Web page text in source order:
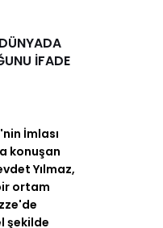
İFADE
İmlası
konuşan
Yılmaz,
ortam
'de
şekilde